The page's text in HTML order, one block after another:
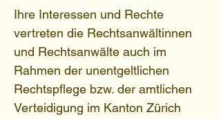
Ihre Interessen und Rechte
vertreten die Rechtsanwältinnen
und Rechtsanwälte auch im
Rahmen der unentgeltlichen
Rechtspflege bzw. der amtlichen
Verteidigung im Kanton Zürich